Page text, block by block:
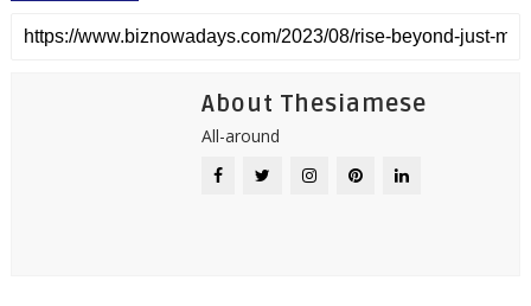
About Thesiamese
All-around